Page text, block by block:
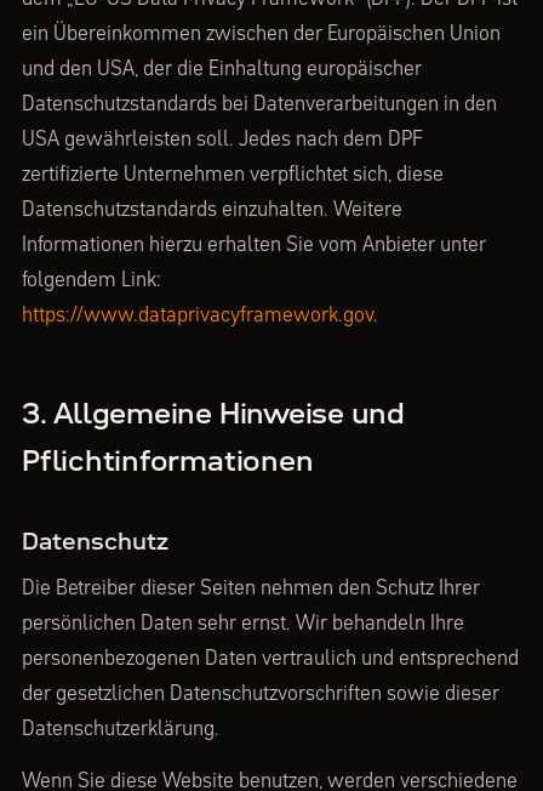
ein Übereinkommen zwischen der Europäischen Union
und den USA, der die Einhaltung europäischer
Datenschutzstandards bei Datenverarbeitungen in den
USA gewährleisten soll. Jedes nach dem DPF
zertifizierte Unternehmen verpflichtet sich, diese
Datenschutzstandards einzuhalten. Weitere
Informationen hierzu erhalten Sie vom Anbieter unter
folgendem Link:
https://www.dataprivacyframework.gov.
3. Allgemeine Hinweise und
Pflichtinformationen
Datenschutz
Die Betreiber dieser Seiten nehmen den Schutz Ihrer
persönlichen Daten sehr ernst. Wir behandeln Ihre
personenbezogenen Daten vertraulich und entsprechend
der gesetzlichen Datenschutzvorschriften sowie dieser
Datenschutzerklärung.
Wenn Sie diese Website benutzen, werden verschiedene